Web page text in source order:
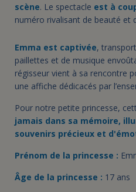
scène. Le spectacle est à
numéro rivalisant de beauté et
Emma est captivée,
paillettes et de musique
régisseur vient à sa rencontre
une affiche dédicacés par
Pour notre petite princesse,
jamais dans sa mémoire,
souvenirs précieux et
Prénom de la princesse :
Âge de la princesse : 17 ans